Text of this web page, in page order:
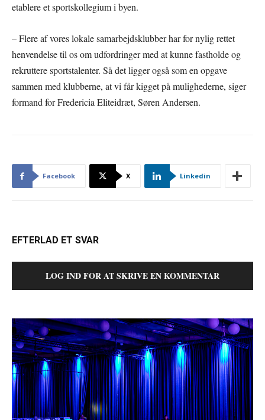
etablere et sportskollegium i byen.
– Flere af vores lokale samarbejdsklubber har for nylig rettet
henvendelse til os om udfordringer med at kunne fastholde og
rekruttere sportstalenter. Så det ligger også som en opgave
sammen med klubberne, at vi får kigget på mulighederne, siger
formand for Fredericia Eliteidræt, Søren Andersen.
Facebook X Linkedin
EFTERLAD ET SVAR
LOG IND FOR AT SKRIVE EN KOMMENTAR